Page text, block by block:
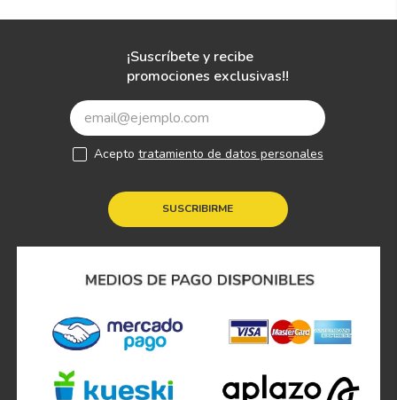
¡Suscríbete y recibe
promociones exclusivas!!
SUSCRIBIRME
Acepto tratamiento de datos personales